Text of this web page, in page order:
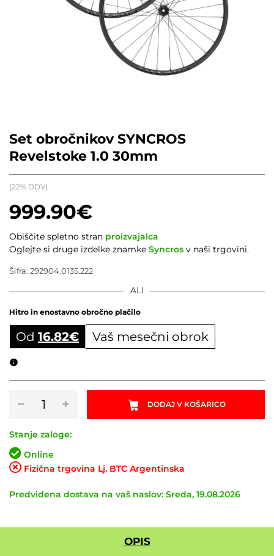
Set obročnikov SYNCROS
Revelstoke 1.0 30mm
999.90€
(22% DDV)
ALI
Hitro in enostavno obročno plačilo
Od 16.82€ Vaš mesečni obrok
−
obročnikov
Revelstoke
1.0
30mm
količina
+ DODAJ V KOŠARICO
Obiščite spletno stran proizvajalca
Oglejte si druge izdelke znamke Syncros v naši trgovini.
Šifra: 292904.0135.222
Stanje zaloge:
Online
Fizična trgovina Lj. BTC Argentinska
Predvidena dostava na vaš naslov: Sreda, 19.08.2026
OPIS